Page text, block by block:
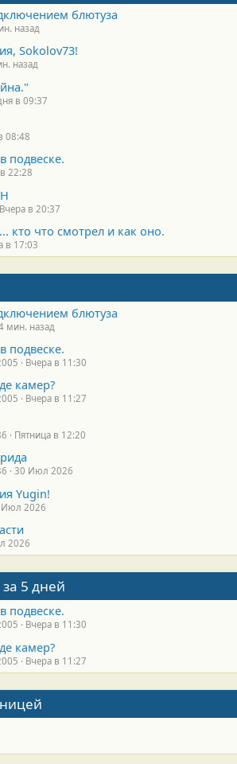
блютуза
назад
Sokolov73!
назад
в 09:37
08:48
подвеске.
22:28
Вчера в 20:37
кто что смотрел и как оно.
в 17:03
блютуза
мин. назад
подвеске.
Вчера в 11:30
камер?
Вчера в 11:27
Пятница в 12:20
30 Июл 2026
Yugin!
Июл 2026
2026
5 дней
подвеске.
Вчера в 11:30
камер?
Вчера в 11:27
почта